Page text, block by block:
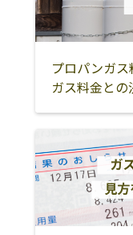
株式会社みちの
くサービス ＬＰ
東村山郡山辺町
西置賜郡小国町
新庄市
最上郡舟形町
最上郡鮭川村
鶴岡市
プロパンガ
ガス料金との